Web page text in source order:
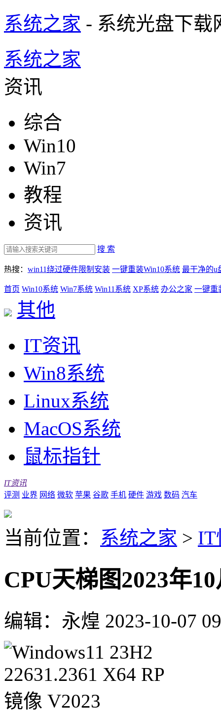
系统之家 - 系统光盘下载
系统之家
资讯
综合
Win10
Win7
教程
资讯
搜 索
热搜： win11绕过硬件限制安装 一键重装Win10系统 最干净的u
首页 Win10系统 Win7系统 Win11系统 XP系统 办公之家 一键重
其他
IT资讯
Win8系统
Linux系统
MacOS系统
鼠标指针
IT资讯
评测 业界 网络 微软 苹果 谷歌 手机 硬件 游戏 数码 汽车
当前位置： 系统之家 > IT
CPU天梯图2023年
编辑：永煌 2023-10-07